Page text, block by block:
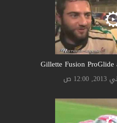
Gillette Fusion